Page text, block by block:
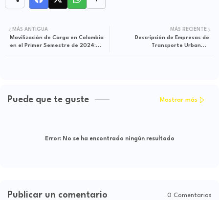
MÁS RECIENTE
Descripción de Empresas de
Transporte Urbano e
MÁS ANTIGUA
Movilización de Carga en Colombia
en el Primer Semestre de 2024:
Puede que te guste Mostrar más
Error:No se ha encontrado ningún resultado
Publicar un comentario 0 Comentarios